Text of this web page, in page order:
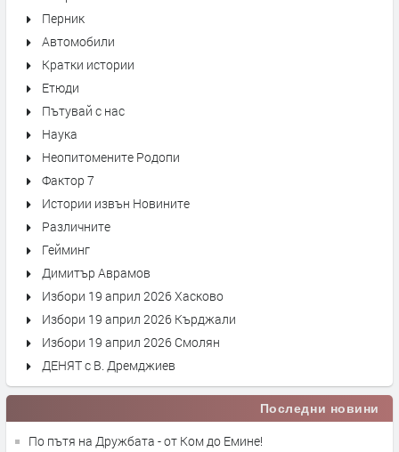
Перник
Автомобили
Кратки истории
Етюди
Пътувай с нас
Наука
Неопитомените Родопи
Фактор 7
Истории извън Новините
Различните
Гейминг
Димитър Аврамов
Избори 19 април 2026 Хасково
Избори 19 април 2026 Кърджали
Избори 19 април 2026 Смолян
ДЕНЯТ с В. Дремджиев
Последни новини
По пътя на Дружбата - от Ком до Емине!